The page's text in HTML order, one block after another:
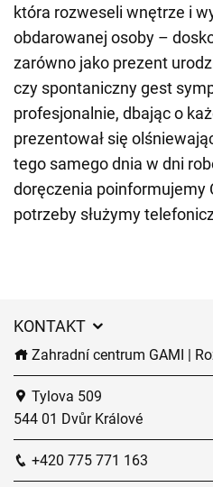
która rozweseli wnętrze i
obdarowanej osoby –
zarówno jako prezent
czy spontaniczny gest
profesjonalnie, dbając o
prezentował się
tego samego dnia w dni
doręczenia poinformujemy
potrzeby służymy
KONTAKT
Zahradní centrum GAMI |
Tylova 509
544 01 Dvůr Králové
+420 775 771 163